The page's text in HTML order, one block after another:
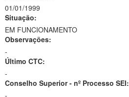
01/01/1999
Situação:
EM FUNCIONAMENTO
Observações:
-
Último CTC:
-
Conselho Superior - nº Processo SEI:
-